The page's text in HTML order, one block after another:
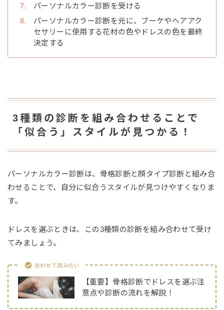
パーソナルカラー診断を受ける
パーソナルカラー診断を元に、ブーケやヘアアク
セサリーに使用する花材の色やドレスの色を最終
決定する
3種類の診断を組み合わせることで
「似合う」スタイルが見つかる！
パーソナルカラー診断は、骨格診断と顔タイプ診断と組み合
わせることで、自分に似合うスタイルが見つけやすくなりま
す。
ドレスを選ぶときは、この3種類の診断を組み合わせて受け
てみましょう。
あわせて読みたい
【重要】骨格診断でドレスを選ぶ注
意点や診断の流れを解説！